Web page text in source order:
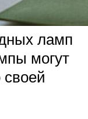
ламп
могут